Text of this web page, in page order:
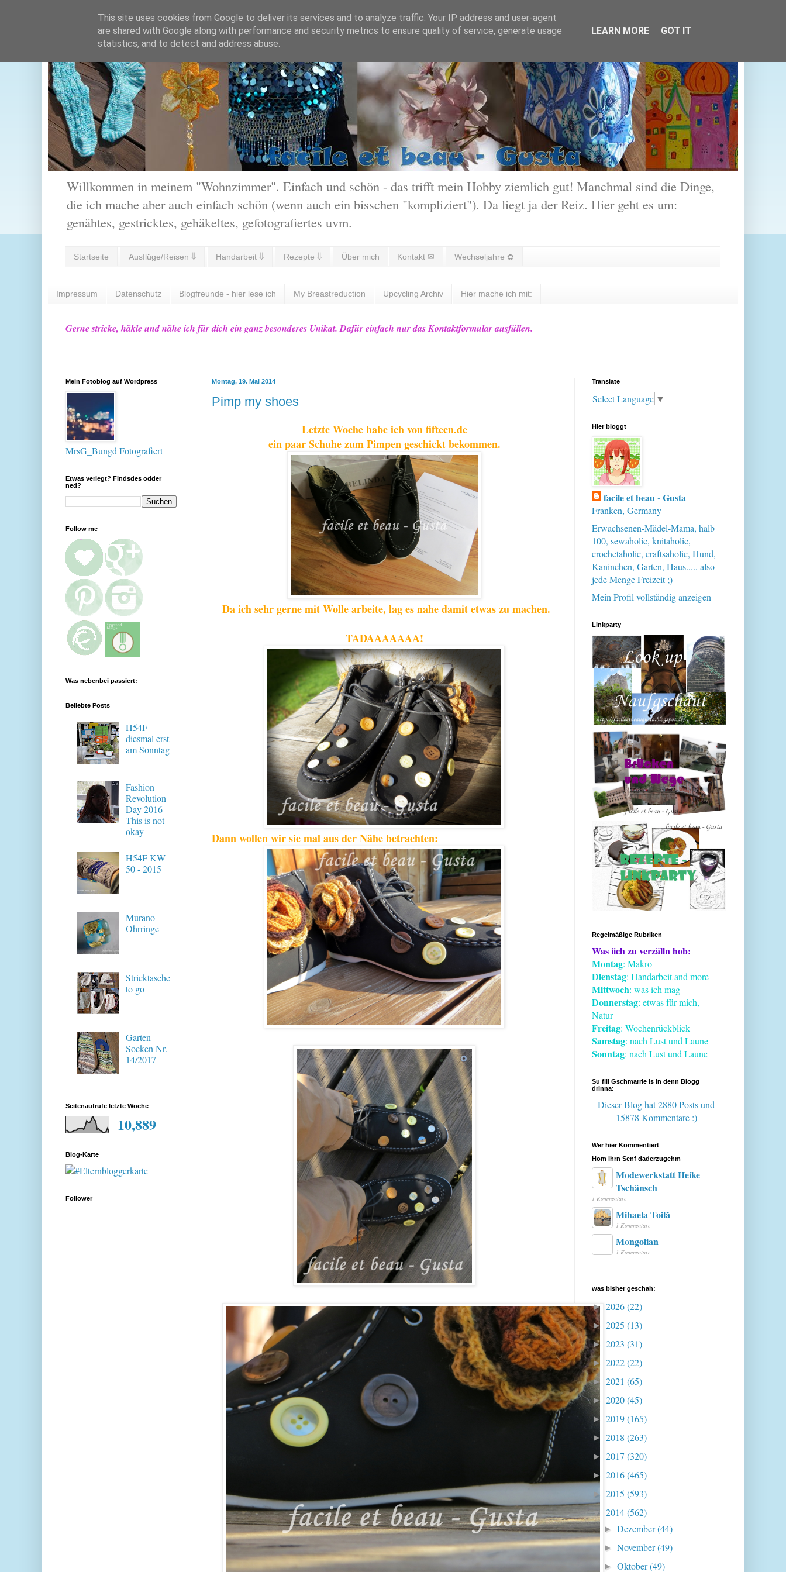
Willkommen in meinem "Wohnzimmer". Einfach und schön - das trifft mein Hobby ziemlich gut! Manchmal sind die Dinge,
die ich mache aber auch einfach schön (wenn auch ein bisschen "kompliziert"). Da liegt ja der Reiz. Hier geht es um:
genähtes, gestricktes, gehäkeltes, gefotografiertes uvm.
Startseite Ausflüge/Reisen ⇓ Handarbeit ⇓ Rezepte ⇓ Über mich Kontakt ✉ Wechseljahre ✿
Impressum Datenschutz Blogfreunde - hier lese ich My Breastreduction Upcycling Archiv Hier mache ich mit:
Gerne stricke, häkle und nähe ich für dich ein ganz besonderes Unikat. Dafür einfach nur das Kontaktformular ausfüllen.
Montag, 19. Mai 2014
Pimp my shoes
Letzte Woche habe ich von fifteen.de
ein paar Schuhe zum Pimpen geschickt bekommen.
Da ich sehr gerne mit Wolle arbeite, lag es nahe damit etwas zu machen.
TADAAAAAAA!
Dann wollen wir sie mal aus der Nähe betrachten:
Mein Fotoblog auf Wordpress
MrsG_Bungd Fotografiert
Etwas verlegt? Findsdes odder
ned?
Follow me
Was nebenbei passiert:
Beliebte Posts
H54F -
diesmal erst
am Sonntag
Fashion
Revolution
Day 2016 -
This is not
okay
H54F KW
50 - 2015
Murano-
Ohrringe
Stricktasche
to go
Garten -
Socken Nr.
14/2017
Seitenaufrufe letzte Woche
10,889
Blog-Karte
Follower
Translate
Select Language ▼
Hier bloggt
facile et beau - Gusta
Franken, Germany
Erwachsenen-Mädel-Mama, halb
100, sewaholic, knitaholic,
crochetaholic, craftsaholic, Hund,
Kaninchen, Garten, Haus..... also
jede Menge Freizeit ;)
Mein Profil vollständig anzeigen
Linkparty
Regelmäßige Rubriken
Was iich zu verzälln hob:
Montag: Makro
Dienstag: Handarbeit and more
Mittwoch: was ich mag
Donnerstag: etwas für mich,
Natur
Freitag: Wochenrückblick
Samstag: nach Lust und Laune
Sonntag: nach Lust und Laune
Su fill Gschmarrie is in denn Blogg
drinna:
Dieser Blog hat 2880 Postsund
15878 Kommentare :)
Wer hier Kommentiert
Hom ihrn Senf daderzugehm
Modewerkstatt Heike
Tschänsch
1 Kommentare
Mihaela Toilă
1 Kommentare
Mongolian
1 Kommentare
was bisher geschah:
► 2026(22)
► 2025 (13)
► 2023 (31)
► 2022(22)
► 2021 (65)
► 2020(45)
► 2019(165)
► 2018 (263)
► 2017 (320)
► 2016(465)
► 2015 (593)
▼ 2014(562)
►Dezember(44)
►November(49)
►Oktober(49)
This site uses cookies from Google to deliver its services and to analyze traffic. Your IP address and user-agent
are shared with Google along with performance and security metrics to ensure quality of service, generate usage
statistics, and to detect and address abuse.
LEARN MORE GOT IT